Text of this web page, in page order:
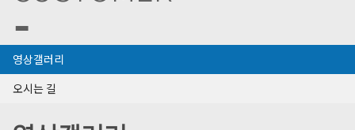
영상갤러리
오시는 길